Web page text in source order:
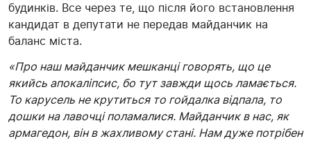
будинків. Все через те, що після його встановлення
кандидат в депутати не передав майданчик на
баланс міста.
«Про наш майданчик мешканці говорять, що це
якийсь апокаліпсис, бо тут завжди щось ламається.
То карусель не крутиться то гойдалка відпала, то
дошки на лавочці поламалися. Майданчик в нас, як
армагедон, він в жахливому стані. Нам дуже потрібен